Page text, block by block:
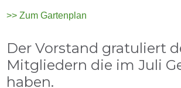
>> Zum Gartenplan
Der Vorstand gratuliert
Mitgliedern die im Juli
haben.